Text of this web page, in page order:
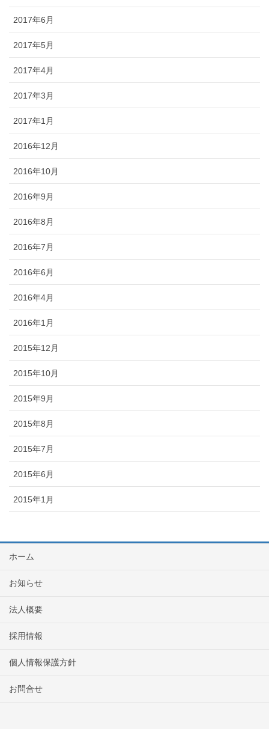
2017年6月
2017年5月
2017年4月
2017年3月
2017年1月
2016年12月
2016年10月
2016年9月
2016年8月
2016年7月
2016年6月
2016年4月
2016年1月
2015年12月
2015年10月
2015年9月
2015年8月
2015年7月
2015年6月
2015年1月
ホーム
お知らせ
法人概要
採用情報
個人情報保護方針
お問合せ